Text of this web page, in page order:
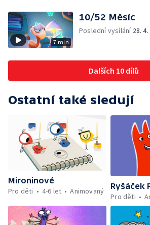
7 min
10/52 Měsíc
Poslední vysílání 28.
Dalších 10 dílů
Ostatní také sledují
Mironinové
Pro děti
4-6 let Animovaný
Ryšáček
Pro děti